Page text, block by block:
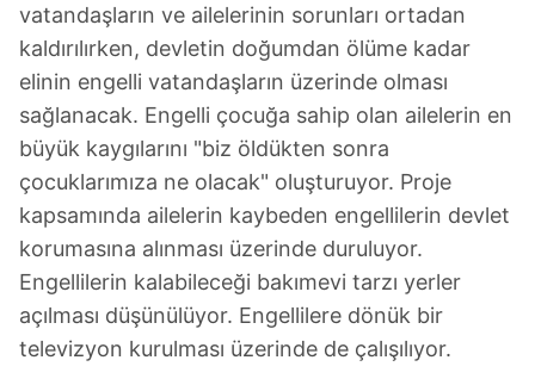
vatandaşların ve ailelerinin sorunları ortadan
kaldırılırken, devletin doğumdan ölüme kadar
elinin engelli vatandaşların üzerinde olması
sağlanacak. Engelli çocuğa sahip olan ailelerin en
büyük kaygılarını "biz öldükten sonra
çocuklarımıza ne olacak" oluşturuyor. Proje
kapsamında ailelerin kaybeden engellilerin devlet
korumasına alınması üzerinde duruluyor.
Engellilerin kalabileceği bakımevi tarzı yerler
açılması düşünülüyor. Engellilere dönük bir
televizyon kurulması üzerinde de çalışılıyor.